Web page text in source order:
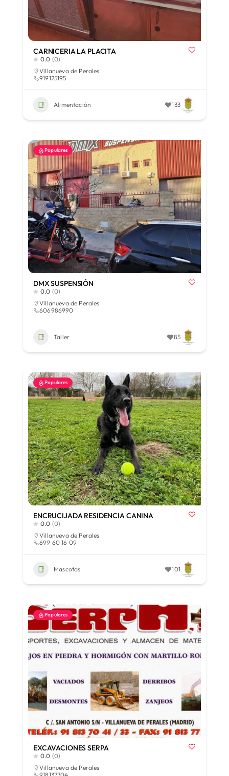
CARNICERIA LA PLACITA
0.0 (0)
Villanueva de Perales
919125195
Alimentación 133
Populares
DMX SUSPENSIÓN
0.0 (0)
Villanueva de Perales
606986990
Taller 85
Populares
ENCRUCIJADA RESIDENCIA CANINA
0.0 (0)
Villanueva de Perales
699 60 16 09
Mascotas 101
Populares
EXCAVACIONES SERPA
0.0 (0)
Villanueva de Perales